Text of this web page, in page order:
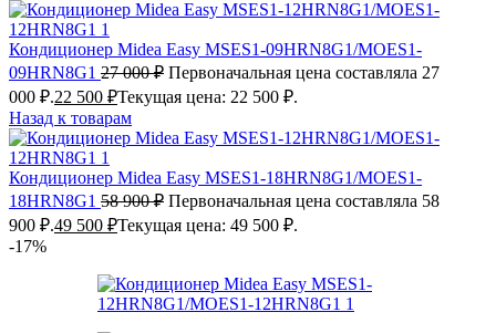
Кондиционер Midea Easy MSES1-09HRN8G1/MOES1-
09HRN8G1 27 000₽ Первоначальная цена составляла 27
000 ₽.22 500 ₽Текущая цена: 22 500 ₽.
Назад к товарам
Кондиционер Midea Easy MSES1-18HRN8G1/MOES1-
18HRN8G1 58 900₽ Первоначальная цена составляла 58
900 ₽.49 500 ₽Текущая цена: 49 500 ₽.
-17%